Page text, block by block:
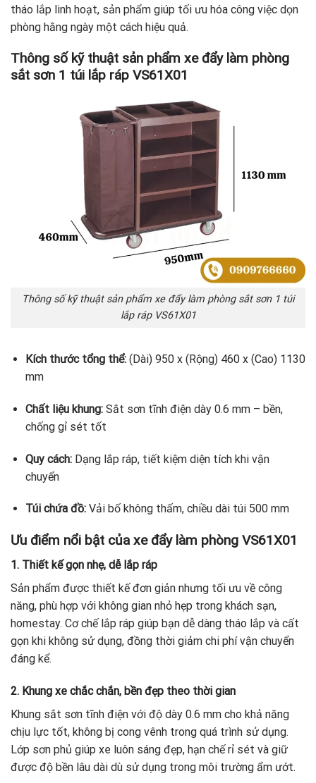
tháo lắp linh hoạt, sản phẩm giúp tối ưu hóa công việc dọn
phòng hằng ngày một cách hiệu quả.
Thông số kỹ thuật sản phẩm xe đẩy làm phòng
sắt sơn 1 túi lắp ráp VS61X01
Thông số kỹ thuật sản phẩm xe đẩy làm phòng sắt sơn 1 túi
lắp ráp VS61X01
Kích thước tổng thể:(Dài) 950 x (Rộng) 460 x (Cao) 1130
mm
Chất liệu khung:Sắt sơn tĩnh điện dày 0.6 mm – bền,
chống gỉ sét tốt
Quy cách:Dạng lắp ráp, tiết kiệm diện tích khi vận
chuyển
Túi chứa đồ:Vải bố không thấm, chiều dài túi 500 mm
Ưu điểm nổi bật của xe đẩy làm phòng VS61X01
1. Thiết kế gọn nhẹ, dễ lắp ráp
Sản phẩm được thiết kế đơn giản nhưng tối ưu về công
năng, phù hợp với không gian nhỏ hẹp trong khách sạn,
homestay. Cơ chế lắp ráp giúp bạn dễ dàng tháo lắp và cất
gọn khi không sử dụng, đồng thời giảm chi phí vận chuyển
đáng kể.
2. Khung xe chắc chắn, bền đẹp theo thời gian
Khung sắt sơn tĩnh điện với độ dày 0.6 mm cho khả năng
chịu lực tốt, không bị cong vênh trong quá trình sử dụng.
Lớp sơn phủ giúp xe luôn sáng đẹp, hạn chế rỉ sét và giữ
được độ bền lâu dài dù sử dụng trong môi trường ẩm ướt.